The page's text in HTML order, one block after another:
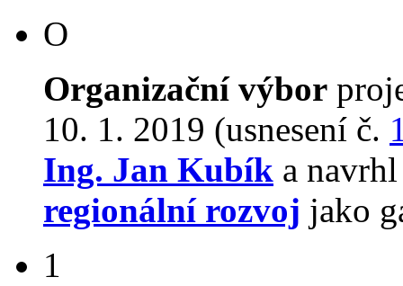
O
Organizační výbor
10. 1. 2019 (usnesení č.
Ing. Jan Kubík a
regionální rozvoj jako
1